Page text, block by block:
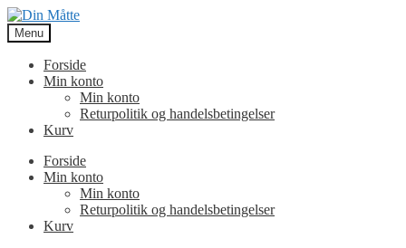
Spring
til
navigation
Spring
til
indhold
Menu
Forside
Min konto
Min konto
Returpolitik og handelsbetingelser
Kurv
Forside
Min konto
Min konto
Returpolitik og handelsbetingelser
Kurv